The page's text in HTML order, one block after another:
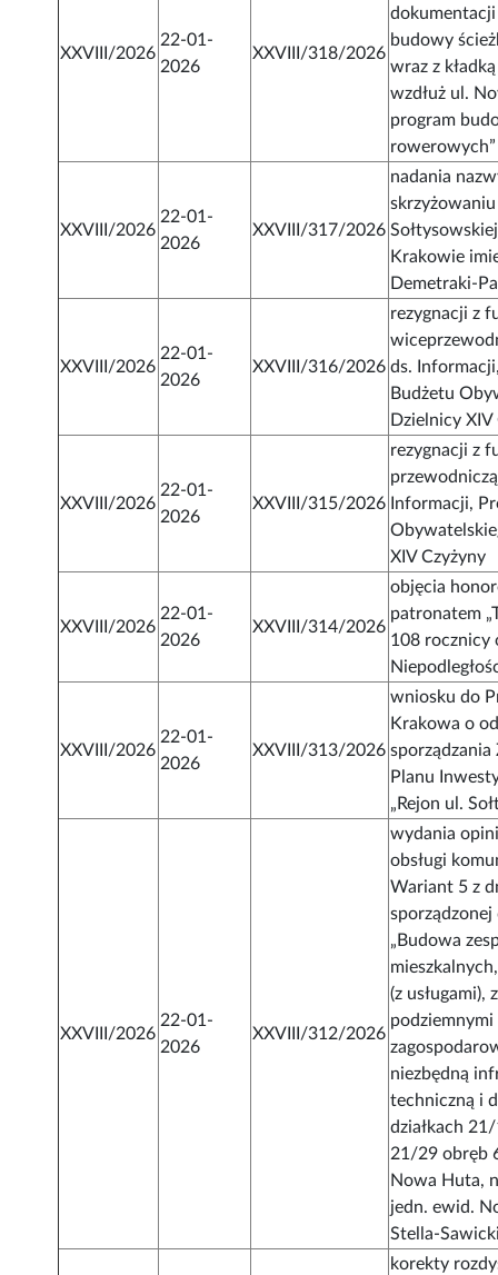
XXVIII/2026
22-01-
2026
XXVIII/318/2026
budowy
wraz z
wzdłuż ul.
program
rowerowych”
XXVIII/2026
22-01-
2026
XXVIII/317/2026
nadania
Krakowie
Demetraki-
XXVIII/2026
22-01-
2026
XXVIII/316/2026
rezygnacji z
ds.
Budżetu
Dzielnicy XIV
XXVIII/2026
22-01-
2026
XXVIII/315/2026
rezygnacji z
Informacji,
XIV Czyżyny
XXVIII/2026
22-01-
2026
XXVIII/314/2026
objęcia
patronatem
108 rocznicy
XXVIII/2026
22-01-
2026
XXVIII/313/2026
wniosku do
Krakowa o
Planu
„Rejon ul.
XXVIII/2026
22-01-
2026
XXVIII/312/2026
wydania
obsługi
Wariant 5 z
„Budowa
(z usługami),
podziemnymi
niezbędną
techniczną i
działkach
21/29 obręb
Nowa Huta,
jedn. ewid.
Stella-
korekty